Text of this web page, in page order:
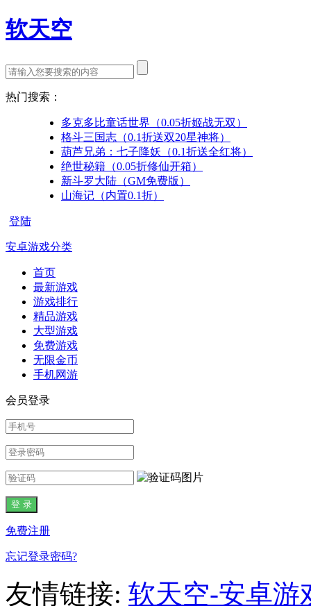
软天空
热门搜索：
多克多比童话世界（0.05折姬战无双）
格斗三国志（0.1折送双20星神将）
葫芦兄弟：七子降妖（0.1折送全红将）
绝世秘籍（0.05折修仙开箱）
新斗罗大陆（GM免费版）
山海记（内置0.1折）
登陆
安卓游戏分类
首页
最新游戏
游戏排行
精品游戏
大型游戏
免费游戏
无限金币
手机网游
会员登录
免费注册
忘记登录密码?
友情链接: 软天空-安卓游